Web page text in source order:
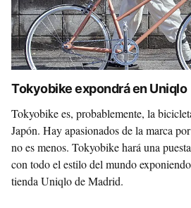
Tokyobike expondrá en Uniqlo
Tokyobike es, probablemente, la
Japón. Hay apasionados de la marca
no es menos. Tokyobike hará una
con todo el estilo del mundo
tienda Uniqlo de Madrid.